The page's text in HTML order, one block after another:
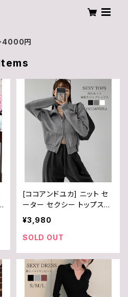
4000円
[ココアンドユカ] ニット セ
ーター セクシー トップス
長袖 前開き フロントジップ
ハイネック Vネック レディ
ース へそ出し ゆったり ア
胸開き シンプル カジュアル
秋 冬 B0FTSJZHFP
¥3,980
SOLD OUT